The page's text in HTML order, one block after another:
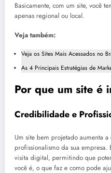
Basicamente, com um site, você
apenas regional ou local.
Veja também:
Veja os Sites Mais Acessados no
As 4 Principais Estratégias de
Por que um site é
Credibilidade e
Um site bem projetado aumenta
profissionalismo da sua empresa.
visita digital, permitindo que
você é, o que faz e como pode